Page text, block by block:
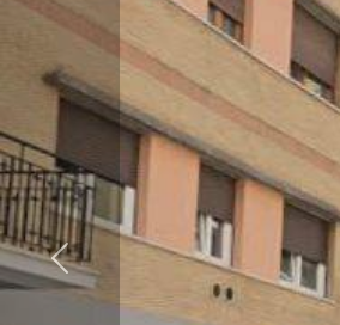
CONTATTI
Scegli
dove
cercare
Provincia
Comune